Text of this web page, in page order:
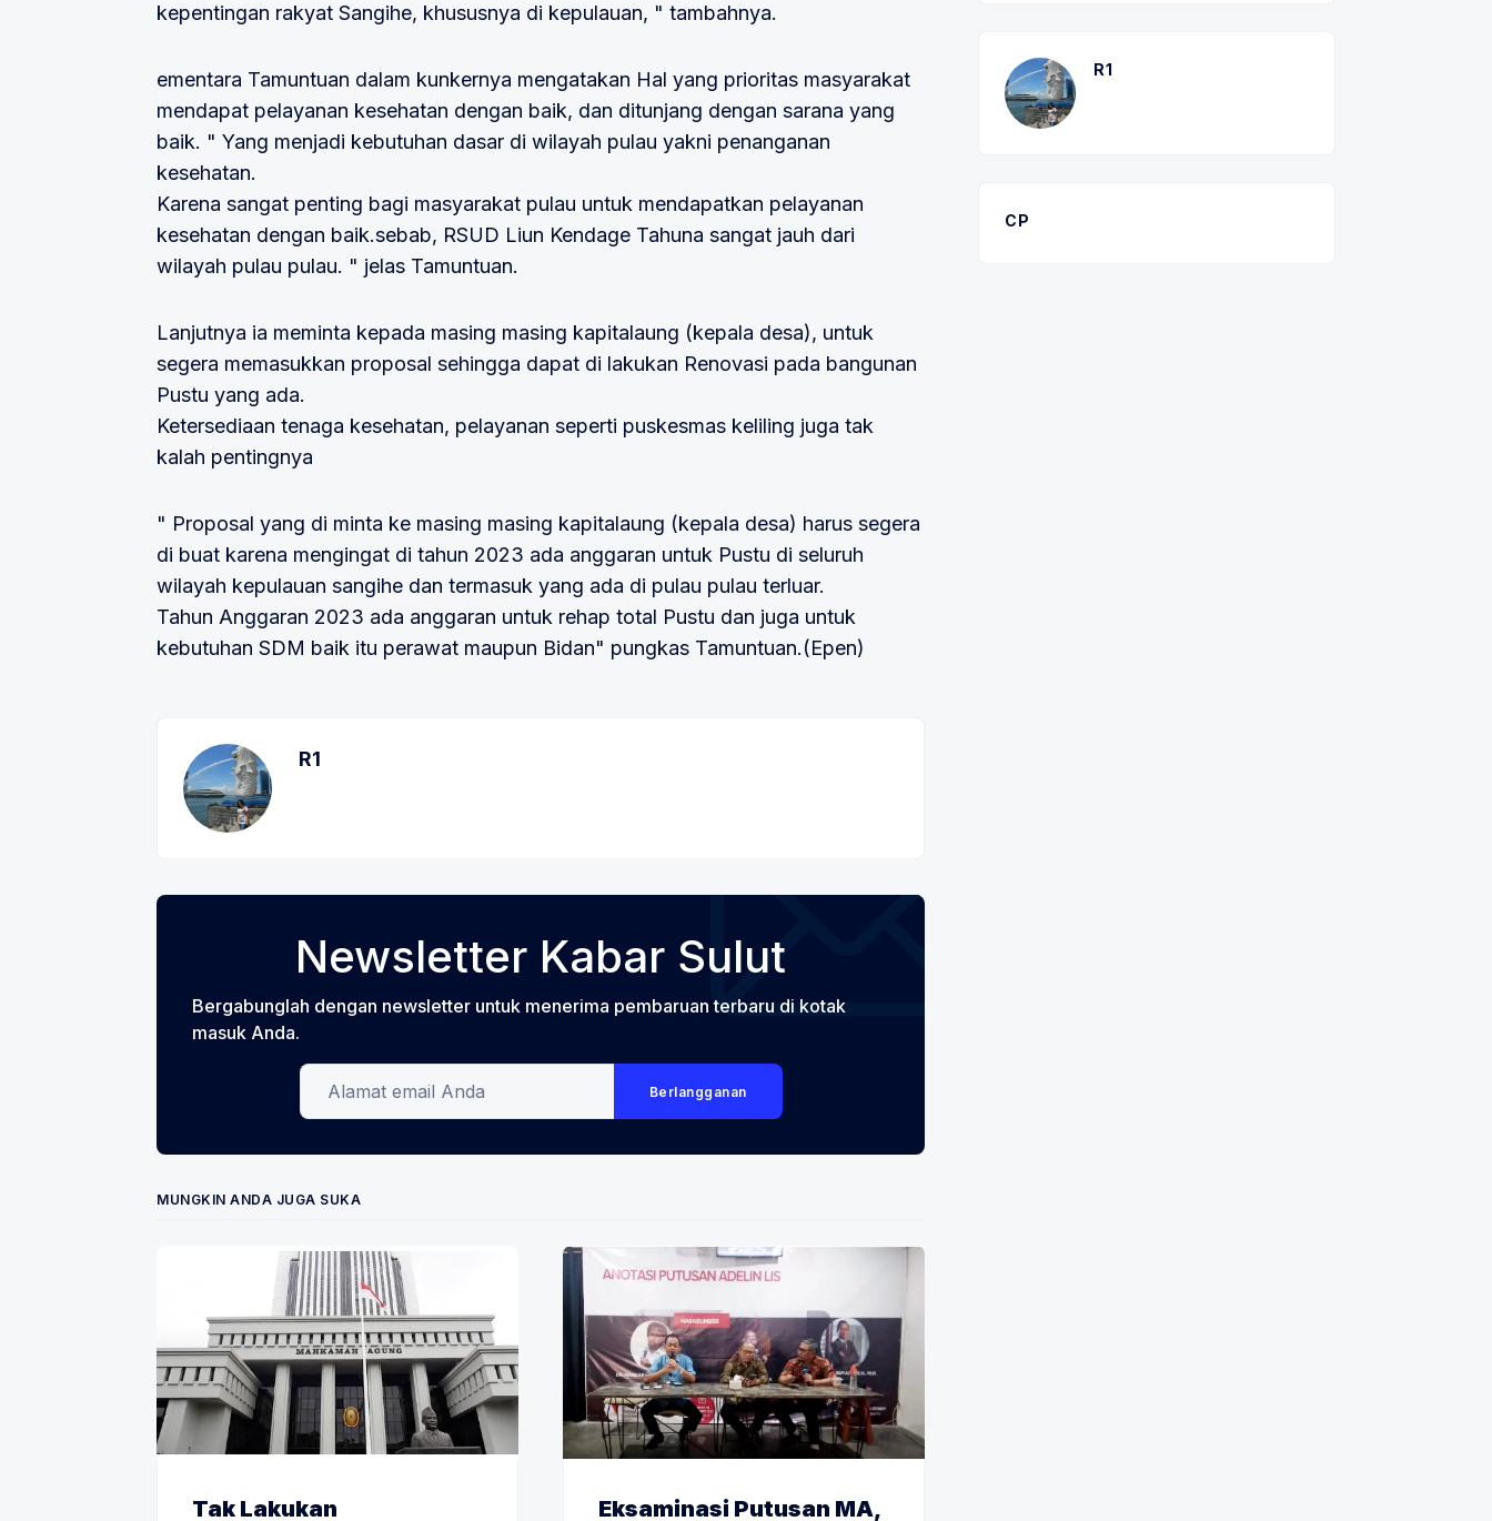
kepentingan rakyat Sangihe, khususnya di kepulauan, " tambahnya.
ementara Tamuntuan dalam kunkernya mengatakan Hal yang prioritas masyarakat
mendapat pelayanan kesehatan dengan baik, dan ditunjang dengan sarana yang
baik. " Yang menjadi kebutuhan dasar di wilayah pulau yakni penanganan
kesehatan.
Karena sangat penting bagi masyarakat pulau untuk mendapatkan pelayanan
kesehatan dengan baik.sebab, RSUD Liun Kendage Tahuna sangat jauh dari
wilayah pulau pulau. " jelas Tamuntuan.
Lanjutnya ia meminta kepada masing masing kapitalaung (kepala desa), untuk
segera memasukkan proposal sehingga dapat di lakukan Renovasi pada bangunan
Pustu yang ada.
Ketersediaan tenaga kesehatan, pelayanan seperti puskesmas keliling juga tak
kalah pentingnya
" Proposal yang di minta ke masing masing kapitalaung (kepala desa) harus segera
di buat karena mengingat di tahun 2023 ada anggaran untuk Pustu di seluruh
wilayah kepulauan sangihe dan termasuk yang ada di pulau pulau terluar.
Tahun Anggaran 2023 ada anggaran untuk rehap total Pustu dan juga untuk
kebutuhan SDM baik itu perawat maupun Bidan" pungkas Tamuntuan.(Epen)
R1
Newsletter Kabar Sulut
Bergabunglah dengan newsletter untuk menerima pembaruan terbaru di kotak
masuk Anda.
Alamat email Anda
Berlangganan
MUNGKIN ANDA JUGA SUKA
Tak Lakukan
Eksaminasi Putusan MA,
R1
CP